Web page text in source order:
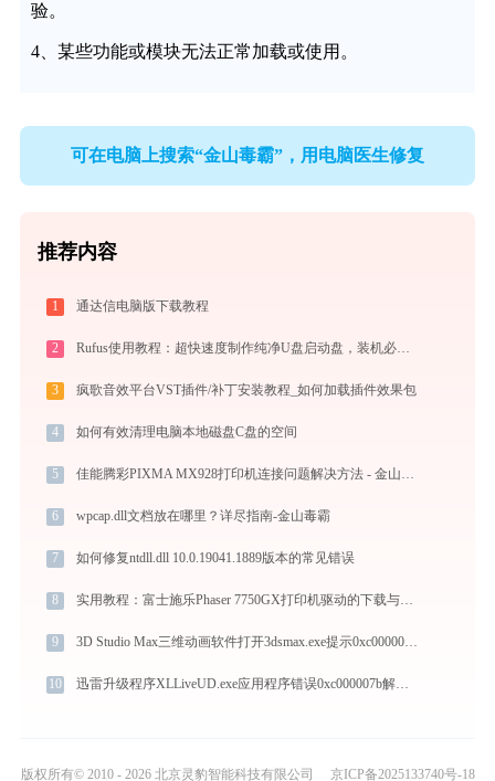
验。
4、某些功能或模块无法正常加载或使用。
可在电脑上搜索“金山毒霸”，用电脑医生修复
推荐内容
1 通达信电脑版下载教程
2 Rufus使用教程：超快速度制作纯净U盘启动盘，装机必备免费工具
3 疯歌音效平台VST插件/补丁安装教程_如何加载插件效果包
4 如何有效清理电脑本地磁盘C盘的空间
5 佳能腾彩PIXMA MX928打印机连接问题解决方法 - 金山毒霸
6 wpcap.dll文档放在哪里？详尽指南-金山毒霸
7 如何修复ntdll.dll 10.0.19041.1889版本的常见错误
8 实用教程：富士施乐Phaser 7750GX打印机驱动的下载与安装技巧
9 3D Studio Max三维动画软件打开3dsmax.exe提示0xc0000006错误码怎么办
10 迅雷升级程序XLLiveUD.exe应用程序错误0xc000007b解决方法
版权所有© 2010 - 2026 北京灵豹智能科技有限公司 京ICP备2025133740号-18